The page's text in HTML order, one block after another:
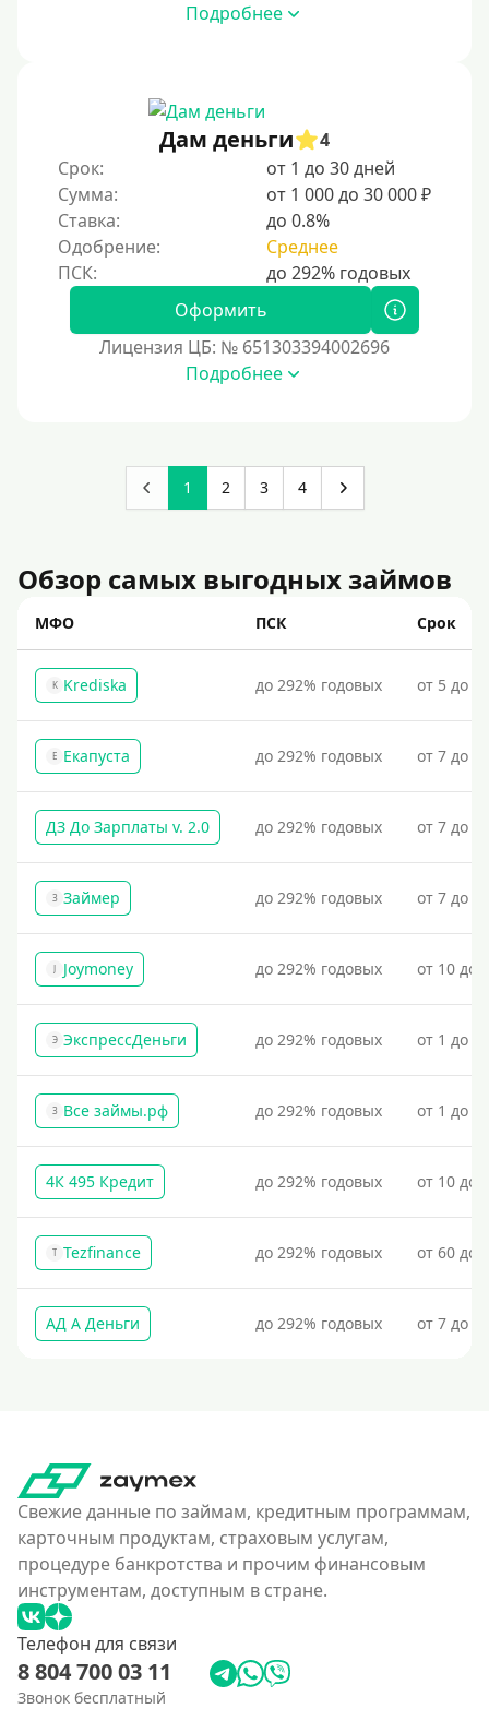
Подробнее
Дам деньги
4
Срок:
от 1 до 30 дней
Сумма:
от 1 000 до 30 000 ₽
Ставка:
до 0.8%
Одобрение:
Среднее
Оформить
Лицензия ЦБ: № 651303394002696
Подробнее
1 2 3 4
Обзор самых выгодных займов
МФО ПСК Срок
K Krediska до 292% годовых от 5 до
Е Екапуста до 292% годовых от 7 до
ДЗ До Зарплаты v. 2.0 до 292% годовых от 7 до
З Займер до 292% годовых от 7 до
J Joymoney до 292% годовых от 10 до
Э ЭкспрессДеньги до 292% годовых от 1 до
З Все займы.рф до 292% годовых от 1 до
4К 495 Кредит до 292% годовых от 10 до
T Tezfinance до 292% годовых от 60 до
АД А Деньги до 292% годовых от 7 до
Свежие данные по займам, кредитным программам,
карточным продуктам, страховым услугам,
процедуре банкротства и прочим финансовым
инструментам, доступным в стране.
Телефон для связи
8 804 700 03 11
Звонок бесплатный